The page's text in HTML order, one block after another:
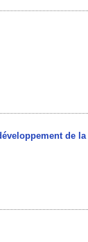
de la